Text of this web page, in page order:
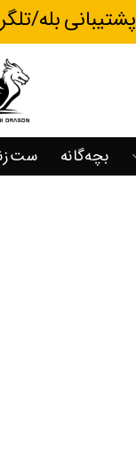
پشتیبانی بله/تلگرام
بچه‌گانه ست